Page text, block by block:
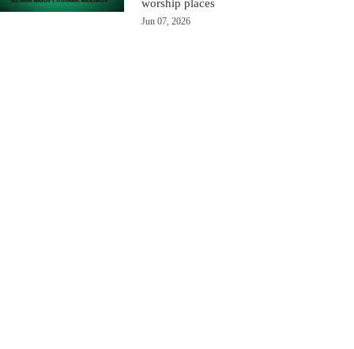
worship places
Jun 07, 2026